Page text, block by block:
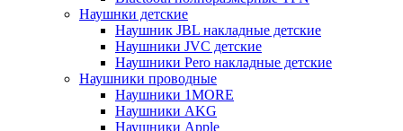
Наушнки детские
Наушник JBL накладные детские
Наушники JVC детские
Наушники Pero накладные детские
Наушники проводные
Наушники 1MORE
Наушники AKG
Наушники Apple